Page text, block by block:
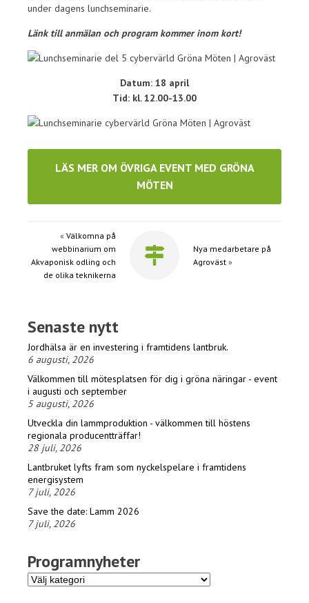
under dagens lunchseminarie.
Länk till anmälan och program kommer inom kort!
Datum: 18 april
Tid: kl. 12.00-13.00
LÄS MER OM ÖVRIGA EVENT MED GRÖNA
MÖTEN
« Välkomna på
webbinarium om
Akvaponisk odling och
de olika teknikerna
Nya medarbetare på
Agroväst »
Senaste nytt
Jordhälsa är en investering i framtidens lantbruk.
6 augusti, 2026
Välkommen till mötesplatsen för dig i gröna näringar - event
i augusti och september
5 augusti, 2026
Utveckla din lammproduktion - välkommen till höstens
regionala producentträffar!
28 juli, 2026
Lantbruket lyfts fram som nyckelspelare i framtidens
energisystem
7 juli, 2026
Save the date: Lamm 2026
7 juli, 2026
Programnyheter
Programnyheter